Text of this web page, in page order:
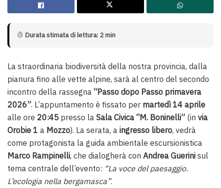
Durata stimata di lettura: 2 min
La straordinaria biodiversità della nostra provincia, dalla
pianura fino alle vette alpine, sarà al centro del secondo
incontro della rassegna “Passo dopo Passo primavera
2026”. L’appuntamento è fissato per martedì 14 aprile
alle ore 20:45 presso la Sala Civica “M. Boninelli” (in via
Orobie 1 a Mozzo). La serata, a ingresso libero, vedrà
come protagonista la guida ambientale escursionistica
Marco Rampinelli, che dialogherà con Andrea Guerini sul
tema centrale dell’evento: “La voce del paesaggio.
L’ecologia nella bergamasca”.